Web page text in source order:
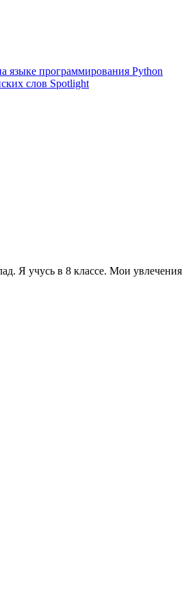
программирования Python
слов Spotlight
Я учусь в 8 классе. Мои